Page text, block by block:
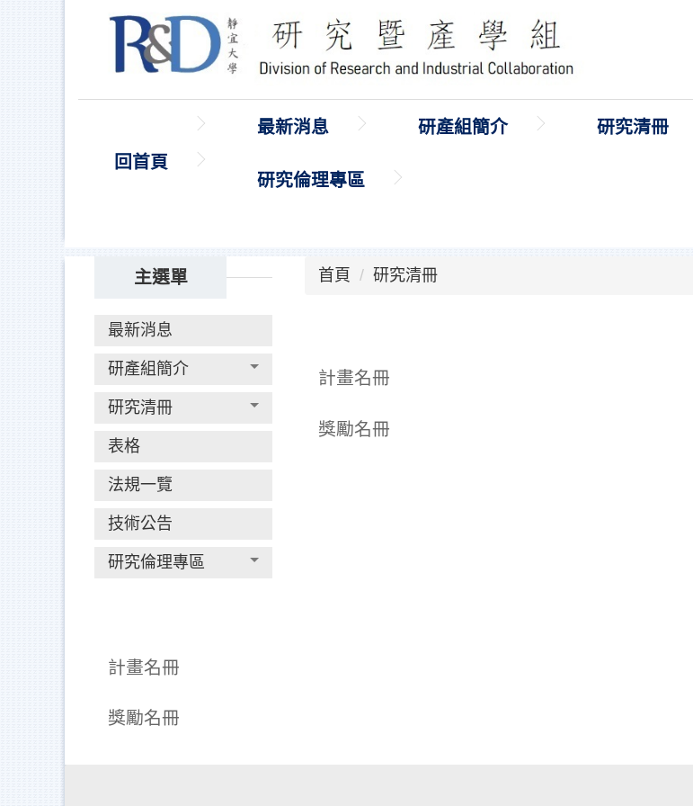
回首頁
最新消息 研產組簡介 研究清冊
研究倫理專區
主選單
最新消息
研產組簡介
研究清冊
表格
法規一覽
技術公告
研究倫理專區
計畫名冊
獎勵名冊
首頁 研究清冊
計畫名冊
獎勵名冊